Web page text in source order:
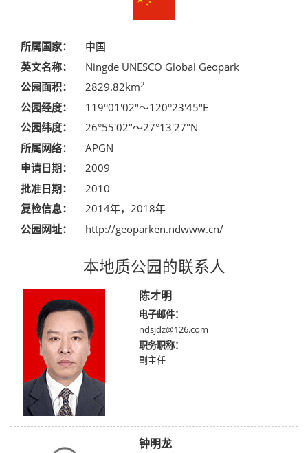
所属国家：
中国
英文名称：
Ningde UNESCO Global Geopark
公园面积：
2829.82km2
公园经度：
119°01′02″～120°23′45″E
公园纬度：
26°55′02″～27°13′27″N
所属网络：
APGN
申请日期：
2009
批准日期：
2010
复检信息：
2014年，2018年
公园网址：
http://geoparken.ndwww.cn/
本地质公园的联系人
陈才明
电子邮件：
ndsjdz@126.com
职务职称：
副主任
钟明龙